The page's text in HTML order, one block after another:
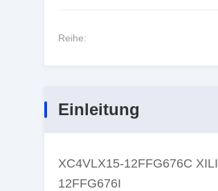
Reihe:
Einleitung
XC4VLX15-12FFG676C
12FFG676I